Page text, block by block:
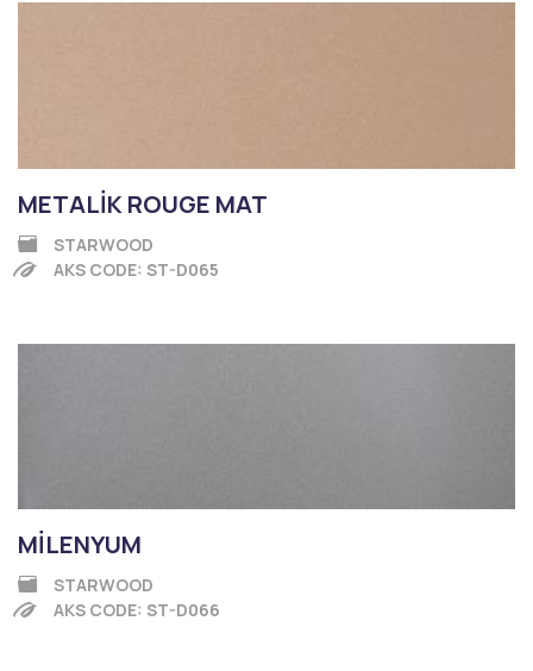
METALİK ROUGE MAT
STARWOOD
AKS CODE: ST-D065
MİLENYUM
STARWOOD
AKS CODE: ST-D066